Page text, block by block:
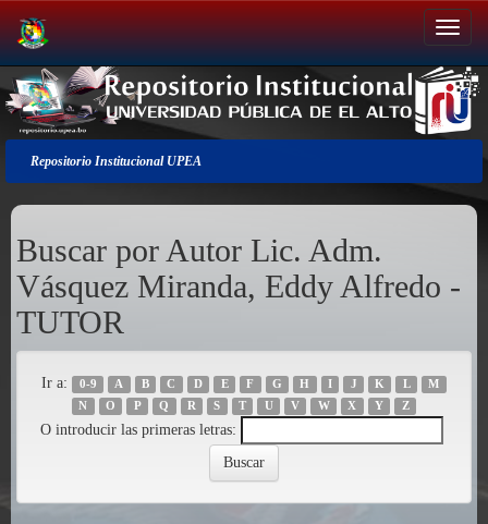
Salir
de
la
navegación
Repositorio Institucional UPEA
Buscar por Autor Lic. Adm.
Vásquez Miranda, Eddy Alfredo -
TUTOR
Ir a: 0-9 A B C D E F G H I J K L
M
N
O P Q R S T U V W X Y Z
O introducir las primeras letras: